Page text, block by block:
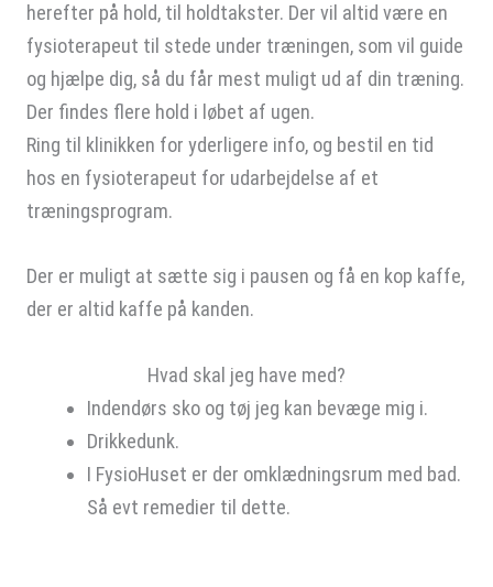
herefter på hold, til holdtakster. Der vil altid være en
fysioterapeut til stede under træningen, som vil guide
og hjælpe dig, så du får mest muligt ud af din træning.
Der findes flere hold i løbet af ugen.
Ring til klinikken for yderligere info, og bestil en tid
hos en fysioterapeut for udarbejdelse af et
træningsprogram.
Der er muligt at sætte sig i pausen og få en kop kaffe,
der er altid kaffe på kanden.
Hvad skal jeg have med?
Indendørs sko og tøj jeg kan bevæge mig i.
Drikkedunk.
I FysioHuset er der omklædningsrum med bad.
Så evt remedier til dette.